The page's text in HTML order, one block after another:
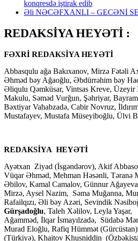
konqresdə iştirak edib
Əli NƏCƏFXANLI – GECƏNİ
REDAKSİYA HEYƏTİ :
FƏXRİ REDAKSİYA HEYƏTİ
Abbasqulu ağa Bakıxanov, Mirzə Fətəli
Əhməd bəy Ağaoğlu, Əbdürrəhim bəy
Əliqulu Qəmküsar, Vintsas Kreve, Üzeyir
Makulu, Səməd Vurğun, Şəhriyar,
Bəxtiyar Vahabzadə, Cabir Novruz,
Mustafayev, Mustafa Müseyiboğlu, Ülvi
REDAKSİYA HEYƏTİ
Ayətxan Ziyad (İsgəndərov), Akif
Vüqar Əhməd, Mehman Həsənli, Təranə
Əbilov, Kamal Camalov, Günnur
Mirzə, Aysel Nazim, Səma Muğanna,
Rafailqızı, Əli bəy Azəri, Sevindik
Gürşadoğlu, Taleh Xəlilov, Leyla
Ağamməd, İlqar İsmayılzadə, Südabə
Murad Eloğlu, Rafiq Hümmət
(Türkiyə), Khaitov Khusniddin